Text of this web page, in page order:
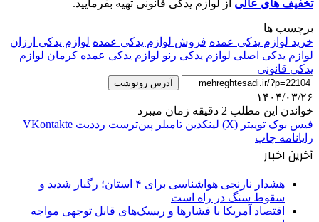
تخفیف های عالی از لوازم یدکی قانونی تهیه بفرمایید.
برچسب ها
خرید لوازم یدکی عمده فروش لوازم یدکی عمده لوازم یدکی ارزان
لوازم یدکی اصلی لوازم یدکی رنو لوازم یدکی عمده کرمان لوازم
یدکی قانونی
آدرس رونوشت
۱۴۰۴/۰۳/۲۶
خواندن این مطلب 2 دقیقه زمان میبرد
فیس بوک توییتر (X) لینکدین ‫تامبلر ‫پین‌ترست ‫رددیت ‫VKontakte
رایانامه چاپ
آخرین اخبار
هشدار نارنجی هواشناسی برای ۴ استان؛ رگبار شدید و
سقوط سنگ در راه است
اقتصاد آمریکا با فشارها و ریسک‌های قابل توجهی مواجه